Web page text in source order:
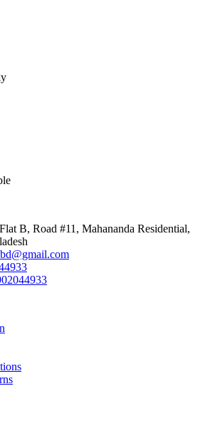
B, Road #11, Mahananda Residential,